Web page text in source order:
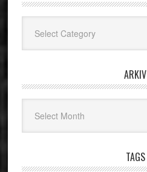
ARKIV
TAGS